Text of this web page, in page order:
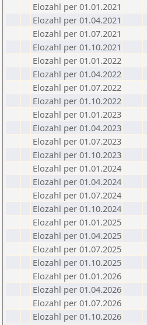
Elozahl per 01.01.2021
Elozahl per 01.04.2021
Elozahl per 01.07.2021
Elozahl per 01.10.2021
Elozahl per 01.01.2022
Elozahl per 01.04.2022
Elozahl per 01.07.2022
Elozahl per 01.10.2022
Elozahl per 01.01.2023
Elozahl per 01.04.2023
Elozahl per 01.07.2023
Elozahl per 01.10.2023
Elozahl per 01.01.2024
Elozahl per 01.04.2024
Elozahl per 01.07.2024
Elozahl per 01.10.2024
Elozahl per 01.01.2025
Elozahl per 01.04.2025
Elozahl per 01.07.2025
Elozahl per 01.10.2025
Elozahl per 01.01.2026
Elozahl per 01.04.2026
Elozahl per 01.07.2026
Elozahl per 01.10.2026